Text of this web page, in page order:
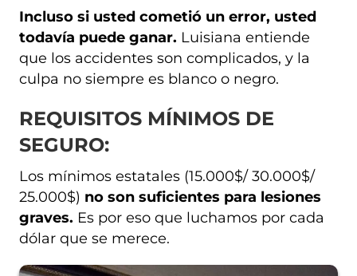
Incluso si usted cometió un error, usted
todavía puede ganar. Luisiana entiende
que los accidentes son complicados, y la
culpa no siempre es blanco o negro.
REQUISITOS MÍNIMOS DE
SEGURO:
Los mínimos estatales (15.000$/ 30.000$/
25.000$) no son suficientes para lesiones
graves. Es por eso que luchamos por cada
dólar que se merece.